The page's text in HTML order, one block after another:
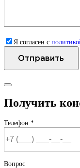
Я согласен с
Получить
Телефон *
Вопрос